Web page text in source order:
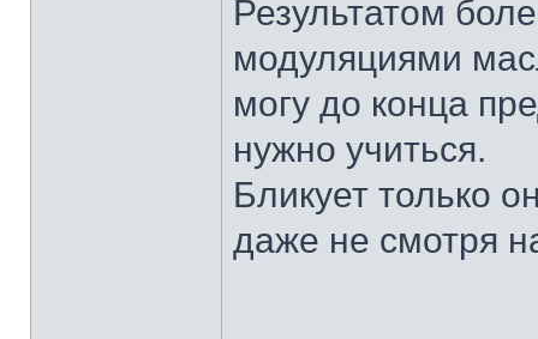
Результатом
модуляциями
могу до конца
нужно учиться.
Бликует только
даже не смотря